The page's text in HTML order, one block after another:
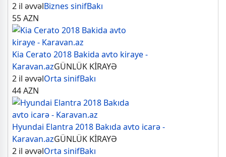
2 il əvvəlBiznes sinifBakı
55AZN
Kia Cerato 2018 Bakida avto kiraye -
Karavan.azGÜNLÜK KİRAYƏ
2 il əvvəlOrta sinifBakı
44AZN
Hyundai Elantra 2018 Bakıda avto icarə -
Karavan.azGÜNLÜK KİRAYƏ
2 il əvvəlOrta sinifBakı